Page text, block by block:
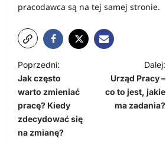
pracodawca są na tej samej stronie.
Z
o
b
a
c
Poprzedni:
Jak często
warto zmieniać
pracę? Kiedy
zdecydować się
na zmianę?
Dalej:
Urząd Pracy –
co to jest, jakie
ma zadania?